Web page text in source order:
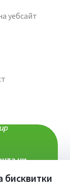
бисквитки
уебсайт
ни